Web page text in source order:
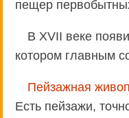
пещер
В ХVII веке
котором главным
Пейзажная
Есть пейзажи,